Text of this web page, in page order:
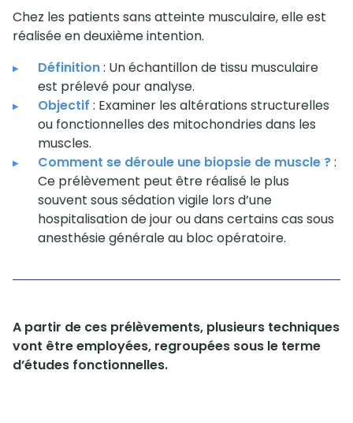
Chez les patients sans atteinte musculaire, elle est
réalisée en deuxième intention.
Définition: Un échantillon de tissu musculaire
est prélevé pour analyse.
Objectif : Examiner les altérations structurelles
ou fonctionnelles des mitochondries dans les
muscles.
Comment se déroule une biopsie de muscle ?:
Ce prélèvement peut être réalisé le plus
souvent sous sédation vigile lors d’une
hospitalisation de jour ou dans certains cas sous
anesthésie générale au bloc opératoire.
A partir de ces prélèvements, plusieurs techniques
vont être employées, regroupées sous le terme
d’études fonctionnelles.